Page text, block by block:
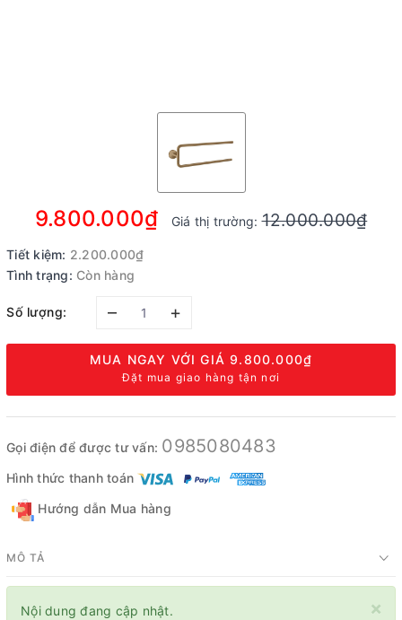
9.800.000₫ Giá thị trường:12.000.000₫
Tiết kiệm: 2.200.000₫
Tình trạng: Còn hàng
Số lượng: – +
MUA NGAY VỚI GIÁ 9.800.000₫
Đặt mua giao hàng tận nơi
Gọi điện để được tư vấn: 0985080483
Hình thức thanh toán
Hướng dẫn Mua hàng
MÔ TẢ
×
Nội dung đang cập nhật.